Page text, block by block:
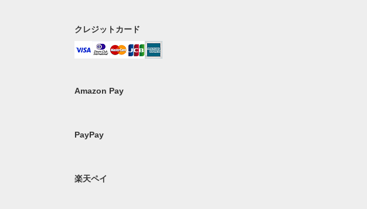
クレジットカード
Amazon Pay
PayPay
楽天ペイ